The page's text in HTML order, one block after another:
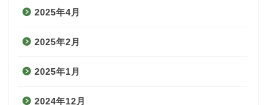
2025年4月
2025年2月
2025年1月
2024年12月